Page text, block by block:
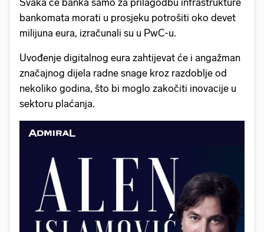
Svaka će banka samo za prilagodbu infrastrukture
bankomata morati u prosjeku potrošiti oko devet
milijuna eura, izračunali su u PwC-u.
Uvođenje digitalnog eura zahtijevat će i angažman
značajnog dijela radne snage kroz razdoblje od
nekoliko godina, što bi moglo zakočiti inovacije u
sektoru plaćanja.